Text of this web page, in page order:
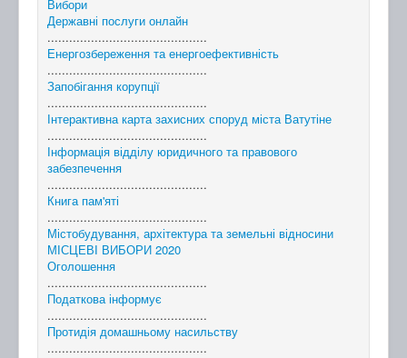
Вибори
Державні послуги онлайн
............................................
Енергозбереження та енергоефективність
............................................
Запобігання корупції
............................................
Інтерактивна карта захисних споруд міста Ватутіне
............................................
Інформація відділу юридичного та правового
забезпечення
............................................
Книга пам'яті
............................................
Містобудування, архітектура та земельні відносини
МІСЦЕВІ ВИБОРИ 2020
Оголошення
............................................
Податкова інформує
............................................
Протидія домашньому насильству
............................................